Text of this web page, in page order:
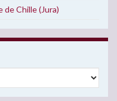
Chille (Jura)